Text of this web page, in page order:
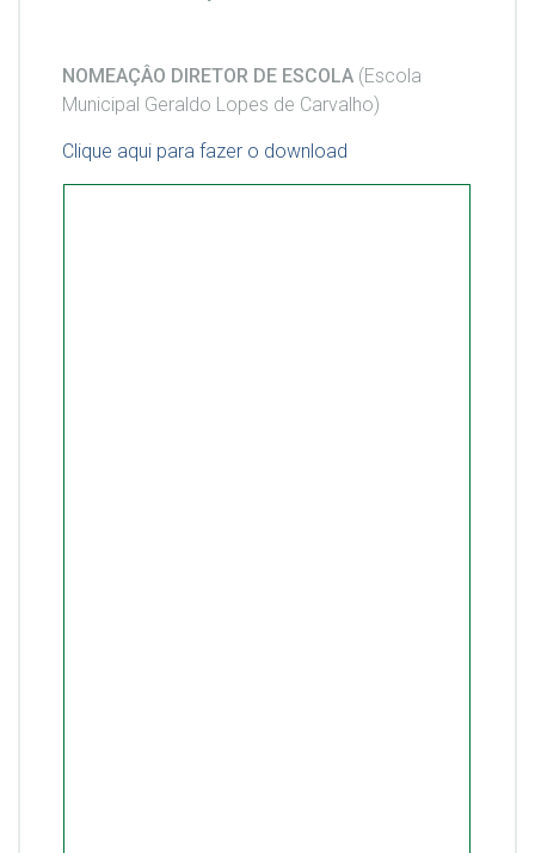
NOMEAÇÂO DIRETOR DE ESCOLA (Escola
Municipal Geraldo Lopes de Carvalho)
Clique aqui para fazer o download